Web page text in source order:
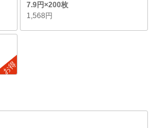
7.9円×200枚
1,568円
お得